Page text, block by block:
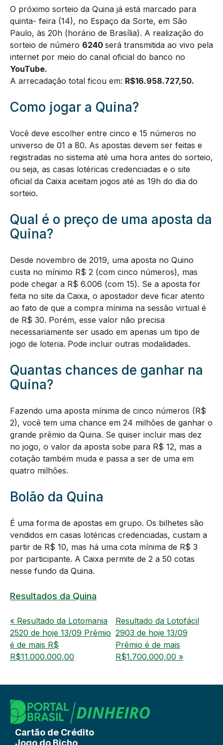
O próximo sorteio da Quina já está marcado para
quinta- feira (14), no Espaço da Sorte, em São
Paulo, às 20h (horário de Brasília). A realização do
sorteio de número 6240 será transmitida ao vivo pela
internet por meio do canal oficial do banco no
YouTube.
A arrecadação total ficou em: R$16.958.727,50.
Como jogar a Quina?
Você deve escolher entre cinco e 15 números no
universo de 01 a 80. As apostas devem ser feitas e
registradas no sistema até uma hora antes do sorteio,
ou seja, as casas lotéricas credenciadas e o site
oficial da Caixa aceitam jogos até as 19h do dia do
sorteio.
Qual é o preço de uma aposta da
Quina?
Desde novembro de 2019, uma aposta no Quino
custa no mínimo R$ 2 (com cinco números), mas
pode chegar a R$ 6.006 (com 15). Se a aposta for
feita no site da Caixa, o apostador deve ficar atento
ao fato de que a compra mínima na sessão virtual é
de R$ 30. Porém, esse valor não precisa
necessariamente ser usado em apenas um tipo de
jogo de loteria. Pode incluir outras modalidades.
Quantas chances de ganhar na
Quina?
Fazendo uma aposta mínima de cinco números (R$
2), você tem uma chance em 24 milhões de ganhar o
grande prêmio da Quina. Se quiser incluir mais dez
no jogo, o valor da aposta sobe para R$ 12, mas a
cotação também muda e passa a ser de uma em
quatro milhões.
Bolão da Quina
É uma forma de apostas em grupo. Os bilhetes são
vendidos em casas lotéricas credenciadas, custam a
partir de R$ 10, mas há uma cota mínima de R$ 3
por participante. A Caixa permite de 2 a 50 cotas
nesse fundo da Quina.
Resultados da Quina
« Resultado da Lotomania
2520 de hoje 13/09 Prêmio
é de mais R$
R$11.000.000,00
Resultado da Lotofácil
2903 de hoje 13/09
Prêmio é de mais
R$1.700.000,00 »
Cartão de Crédito
Jogo do Bicho